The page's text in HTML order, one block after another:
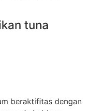
tuna
beraktifitas dengan